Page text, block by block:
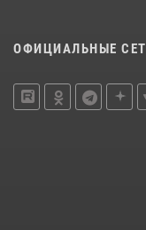
ОФИЦИАЛЬНЫЕ